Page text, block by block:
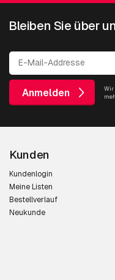
Bleiben Sie über
Anmelden
Wir
Kunden
Kundenlogin
Meine Listen
Bestellverlauf
Neukunde